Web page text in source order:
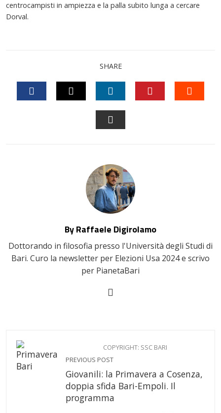
centrocampisti in ampiezza e la palla subito lunga a cercare
Dorval.
SHARE
TWITTERLINKEDIN
By Raffaele Digirolamo
Dottorando in filosofia presso l'Università degli Studi di
Bari. Curo la newsletter per Elezioni Usa 2024 e scrivo
per PianetaBari
COPYRIGHT: SSC BARI
PREVIOUS POST
Giovanili: la Primavera a Cosenza,
doppia sfida Bari-Empoli. Il
programma